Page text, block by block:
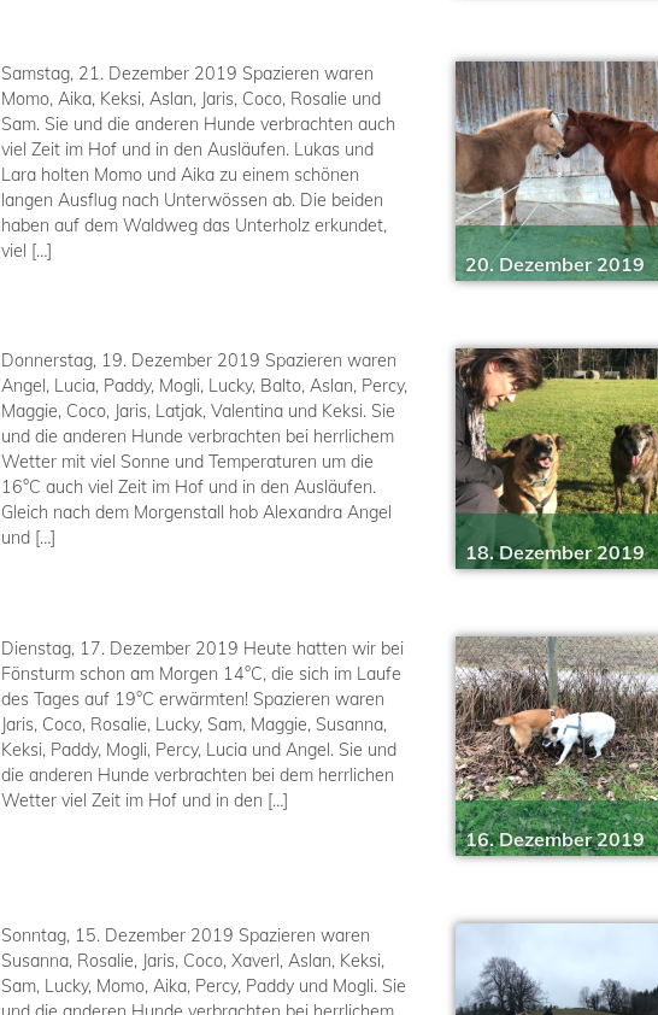
Samstag, 21. Dezember 2019 Spazieren waren
Momo, Aika, Keksi, Aslan, Jaris, Coco, Rosalie und
Sam. Sie und die anderen Hunde verbrachten auch
viel Zeit im Hof und in den Ausläufen. Lukas und
Lara holten Momo und Aika zu einem schönen
langen Ausflug nach Unterwössen ab. Die beiden
haben auf dem Waldweg das Unterholz erkundet,
viel […]
20. Dezember 2019
Donnerstag, 19. Dezember 2019 Spazieren waren
Angel, Lucia, Paddy, Mogli, Lucky, Balto, Aslan, Percy,
Maggie, Coco, Jaris, Latjak, Valentina und Keksi. Sie
und die anderen Hunde verbrachten bei herrlichem
Wetter mit viel Sonne und Temperaturen um die
16°C auch viel Zeit im Hof und in den Ausläufen.
Gleich nach dem Morgenstall hob Alexandra Angel
und […]
18. Dezember 2019
Dienstag, 17. Dezember 2019 Heute hatten wir bei
Fönsturm schon am Morgen 14°C, die sich im Laufe
des Tages auf 19°C erwärmten! Spazieren waren
Jaris, Coco, Rosalie, Lucky, Sam, Maggie, Susanna,
Keksi, Paddy, Mogli, Percy, Lucia und Angel. Sie und
die anderen Hunde verbrachten bei dem herrlichen
Wetter viel Zeit im Hof und in den […]
16. Dezember 2019
Sonntag, 15. Dezember 2019 Spazieren waren
Susanna, Rosalie, Jaris, Coco, Xaverl, Aslan, Keksi,
Sam, Lucky, Momo, Aika, Percy, Paddy und Mogli. Sie